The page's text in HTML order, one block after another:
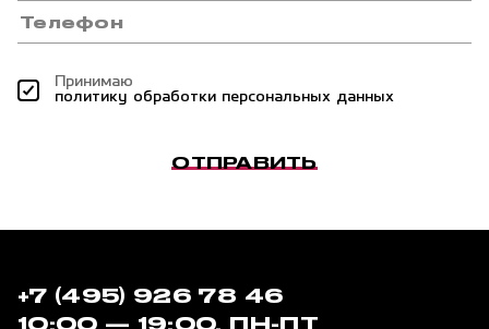
Принимаю
политику обработки персональных данных
ОТПРАВИТЬ
+7 (495) 926 78 46
10:00 — 19:00, ПН-ПТ